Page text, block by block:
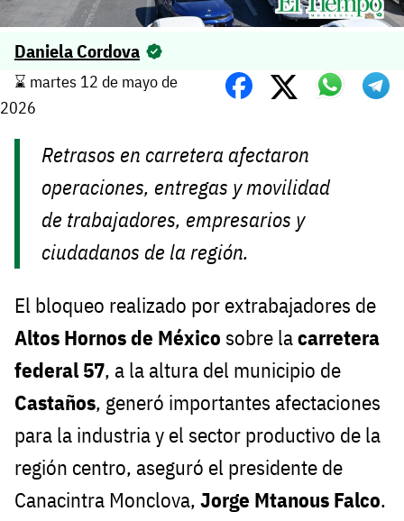
Daniela Cordova
⌛️ martes 12 de mayo de
2026
Retrasos en carretera afectaron
operaciones, entregas y movilidad
de trabajadores, empresarios y
ciudadanos de la región.
El bloqueo realizado por extrabajadores de
Altos Hornos de México sobre lacarretera
federal 57, a la altura del municipio de
Castaños, generó importantes afectaciones
para la industria y el sector productivo de la
región centro, aseguró el presidente de
Canacintra Monclova, Jorge Mtanous Falco.